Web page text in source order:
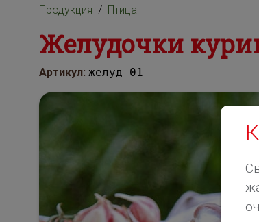
Продукция Птица
Желудочки
Артикул: желуд-01